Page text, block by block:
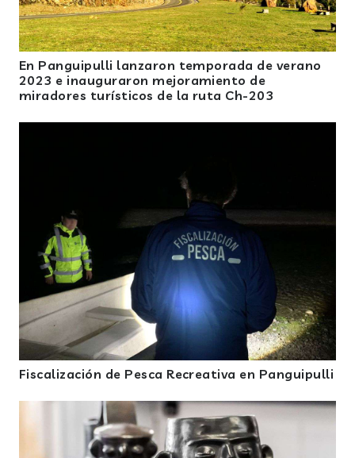
En Panguipulli lanzaron temporada de verano
2023 e inauguraron mejoramiento de
miradores turísticos de la ruta Ch-203
Fiscalización de Pesca Recreativa en Panguipulli